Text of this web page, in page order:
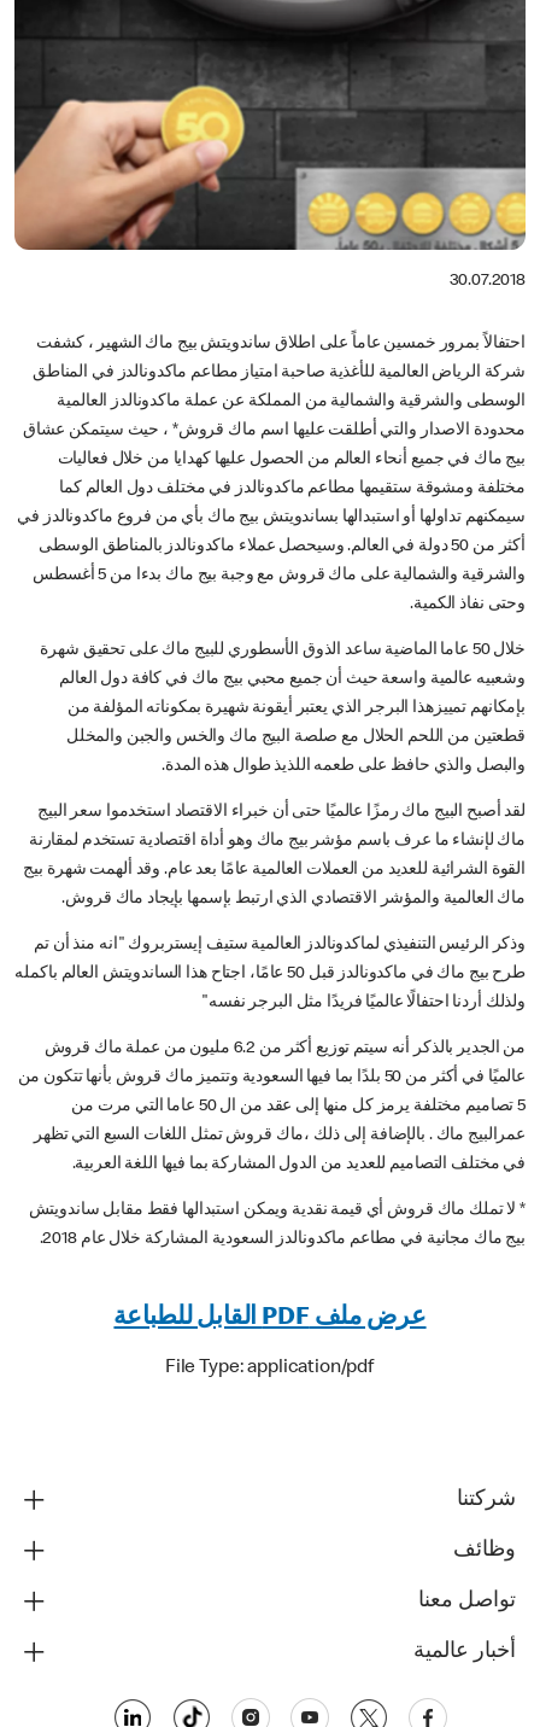
30.07.2018
احتفالاً بمرور خمسين عاماً على اطلاق ساندويتش بيج ماك الشهير ، كشفت
شركة الرياض العالمية للأغذية صاحبة امتياز مطاعم ماكدونالدز في المناطق
الوسطى والشرقية والشمالية من المملكة عن عملة ماكدونالدز العالمية
محدودة الاصدار والتي أطلقت عليها اسم ماك قروش* ، حيث سيتمكن عشاق
بيج ماك في جميع أنحاء العالم من الحصول عليها كهدايا من خلال فعاليات
مختلفة ومشوقة ستقيمها مطاعم ماكدونالدز في مختلف دول العالم كما
سيمكنهم تداولها أو استبدالها بساندويتش بيج ماك بأي من فروع ماكدونالدز في
أكثر من 50 دولة في العالم. وسيحصل عملاء ماكدونالدز بالمناطق الوسطى
والشرقية والشمالية على ماك قروش مع وجبة بيج ماك بدءا من 5 أغسطس
وحتى نفاذ الكمية.
خلال 50 عاما الماضية ساعد الذوق الأسطوري للبيج ماك على تحقيق شهرة
وشعبيه عالمية واسعة حيث أن جميع محبي بيج ماك في كافة دول العالم
بإمكانهم تمييزهذا البرجر الذي يعتبر أيقونة شهيرة بمكوناته المؤلفة من
قطعتين من اللحم الحلال مع صلصة البيج ماك والخس والجبن والمخلل
والبصل والذي حافظ على طعمه اللذيذ طوال هذه المدة.
لقد أصبح البيج ماك رمزًا عالميًا حتى أن خبراء الاقتصاد استخدموا سعر البيج
ماك لإنشاء ما عرف باسم مؤشر بيج ماك وهو أداة اقتصادية تستخدم لمقارنة
القوة الشرائية للعديد من العملات العالمية عامًا بعد عام. وقد ألهمت شهرة بيج
ماك العالمية والمؤشر الاقتصادي الذي ارتبط بإسمها بإيجاد ماك قروش.
وذكر الرئيس التنفيذي لماكدونالدز العالمية ستيف إيستربروك "انه منذ أن تم
طرح بيج ماك في ماكدونالدز قبل 50 عامًا، اجتاح هذا الساندويتش العالم باكمله
ولذلك أردنا احتفالًا عالميًا فريدًا مثل البرجر نفسه"
من الجدير بالذكر أنه سيتم توزيع أكثر من 6.2 مليون من عملة ماك قروش
عالميًا في أكثر من 50 بلدًا بما فيها السعودية وتتميز ماك قروش بأنها تتكون من
5 تصاميم مختلفة يرمز كل منها إلى عقد من ال 50 عاما التي مرت من
عمرالبيج ماك . بالإضافة إلى ذلك ،ماك قروش تمثل اللغات السبع التي تظهر
في مختلف التصاميم للعديد من الدول المشاركة بما فيها اللغة العربية.
* لا تملك ماك قروش أي قيمة نقدية ويمكن استبدالها فقط مقابل ساندويتش
بيج ماك مجانية في مطاعم ماكدونالدز السعودية المشاركة خلال عام 2018.
عرض ملف PDF القابل للطباعة
File Type: application/pdf
شركتنا
وظائف
تواصل معنا
أخبار عالمية